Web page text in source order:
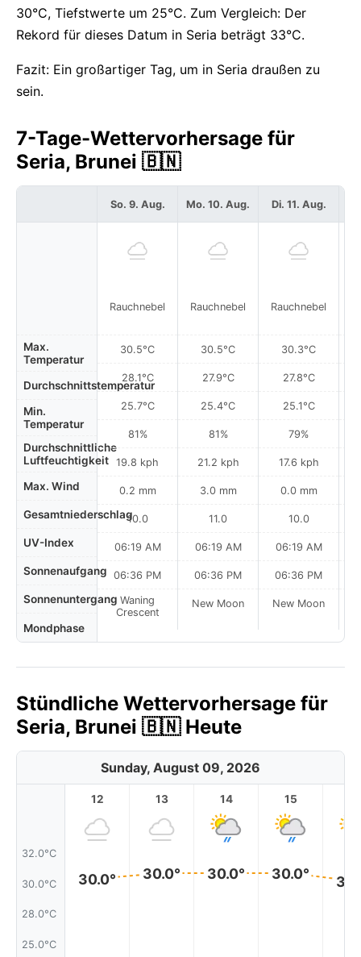
30°C, Tiefstwerte um 25°C. Zum Vergleich: Der
Rekord für dieses Datum in Seria beträgt 33°C.
Fazit: Ein großartiger Tag, um in Seria draußen zu
sein.
7-Tage-Wettervorhersage für
Seria, Brunei 🇧🇳
Max.
Temperatur
Durchschnittstemperatur
Min.
Temperatur
Durchschnittliche
Luftfeuchtigkeit
Max. Wind
Gesamtniederschlag
UV-Index
Sonnenaufgang
Sonnenuntergang
Mondphase
So. 9. Aug.
Rauchnebel
30.5°C
28.1°C
25.7°C
81%
19.8 kph
0.2 mm
10.0
06:19 AM
06:36 PM
Waning
Crescent
Mo. 10. Aug.
Rauchnebel
30.5°C
27.9°C
25.4°C
81%
21.2 kph
3.0 mm
11.0
06:19 AM
06:36 PM
New Moon
Di. 11. Aug.
Rauchnebel
30.3°C
27.8°C
25.1°C
79%
17.6 kph
0.0 mm
10.0
06:19 AM
06:36 PM
New Moon
Stündliche Wettervorhersage für
Seria, Brunei 🇧🇳 Heute
Sunday, August 09, 2026
32.0°C
30.0°C
28.0°C
25.0°C
12
30.0°
13
30.0°
14
30.0°
15
30.0°